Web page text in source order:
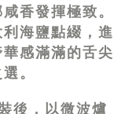
香發揮極致。
海鹽點綴，進
感滿滿的舌尖
。
後，以微波爐